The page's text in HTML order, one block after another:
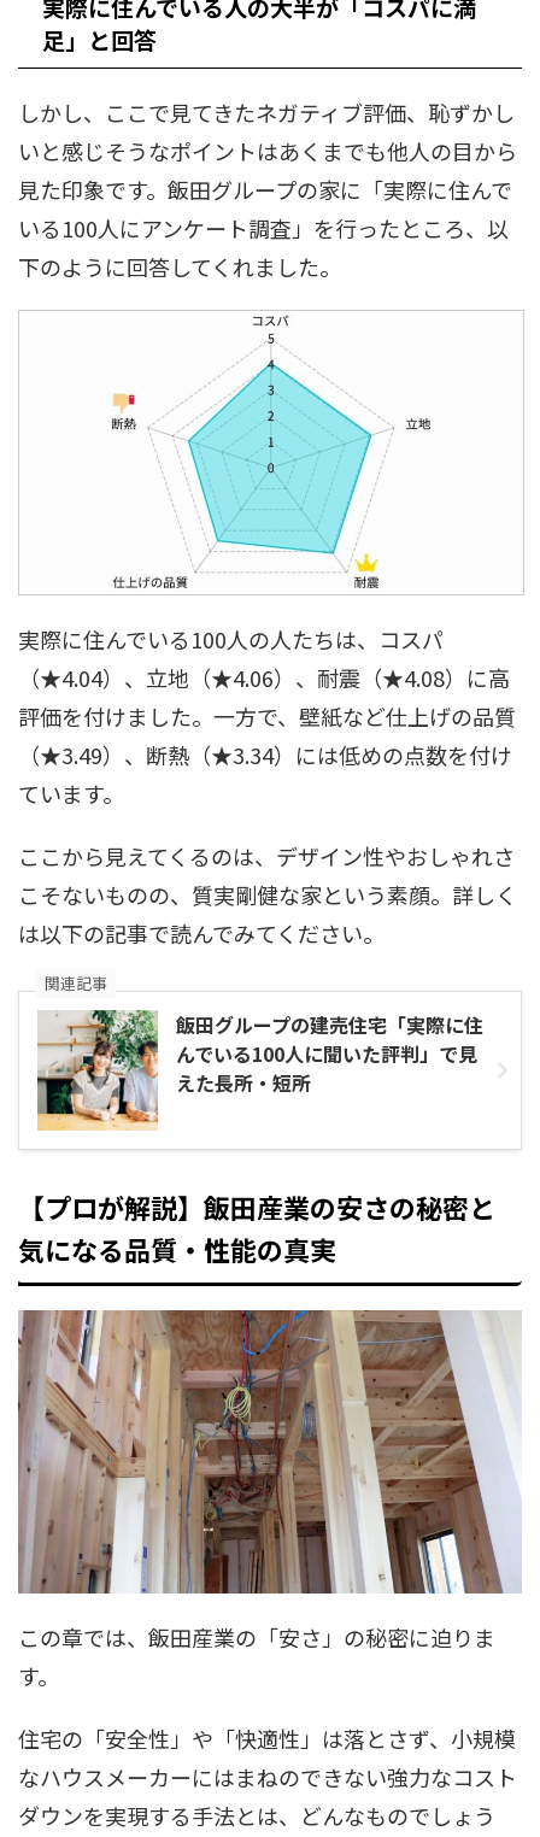
実際に住んでいる人の大半が「コスパに満
足」と回答
しかし、ここで見てきたネガティブ評価、恥ずかし
いと感じそうなポイントはあくまでも他人の目から
見た印象です。飯田グループの家に「実際に住んで
いる100人にアンケート調査」を行ったところ、以
下のように回答してくれました。
実際に住んでいる100人の人たちは、コスパ
（★4.04）、立地（★4.06）、耐震（★4.08）に高
評価を付けました。一方で、壁紙など仕上げの品質
（★3.49）、断熱（★3.34）には低めの点数を付け
ています。
ここから見えてくるのは、デザイン性やおしゃれさ
こそないものの、質実剛健な家という素顔。詳しく
は以下の記事で読んでみてください。
飯田グループの建売住宅「実際に住
んでいる100人に聞いた評判」で見
えた長所・短所
関連記事
【プロが解説】飯田産業の安さの秘密と
気になる品質・性能の真実
この章では、飯田産業の「安さ」の秘密に迫りま
す。
住宅の「安全性」や「快適性」は落とさず、小規模
なハウスメーカーにはまねのできない強力なコスト
ダウンを実現する手法とは、どんなものでしょう